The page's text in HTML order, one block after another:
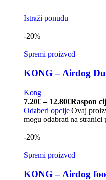
Istraži ponudu
-20%
Spremi proizvod
KONG – Airdog
Kong
7.20€ – 12.80€Raspon
Odaberi opcije Ovaj
mogu odabrati na stranici
-20%
Spremi proizvod
KONG – Airdog